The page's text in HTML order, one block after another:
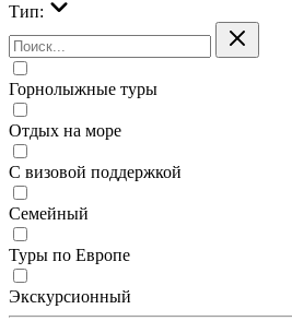
Тип:
Горнолыжные туры
Отдых на море
С визовой поддержкой
Семейный
Туры по Европе
Экскурсионный